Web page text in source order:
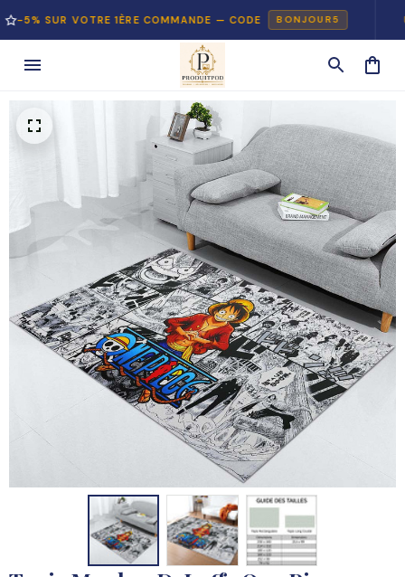
VOTRE 1ÈRE COMMANDE — CODE BONJOUR5